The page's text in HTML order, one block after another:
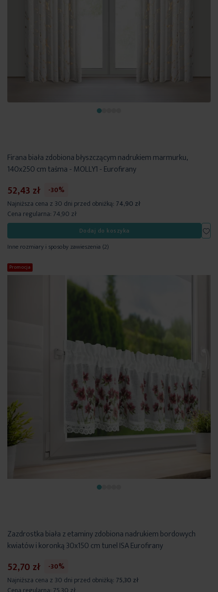
Firana biała zdobiona błyszczącym nadrukiem marmurku,
140x250 cm taśma - MOLLY1 - Eurofirany
52,43 zł
-30%
Najniższa cena z 30 dni przed obniżką: 74,90 zł
Cena regularna: 74,90 zł
Dodaj do koszyka
Inne rozmiary i sposoby zawieszenia (2)
Promocja
Zazdrostka biała z etaminy zdobiona nadrukiem bordowych
kwiatów i koronką 30x150 cm tunel ISA Eurofirany
52,70 zł
-30%
Najniższa cena z 30 dni przed obniżką: 75,30 zł